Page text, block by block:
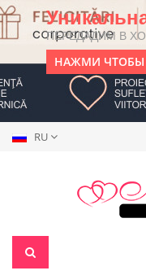
ПЕРЕДАДИМ В
НАЖМИ ЧТОБЫ
RU